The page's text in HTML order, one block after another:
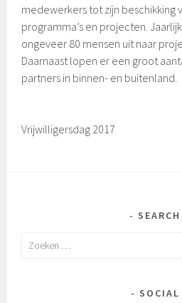
medewerkers tot zijn beschikking
programma’s en projecten.
ongeveer 80 mensen uit naar
Daarnaast lopen er een groot
partners in binnen- en buitenland.
Vrijwilligersdag 2017
SEARCH
Zoeken
SOCIAL